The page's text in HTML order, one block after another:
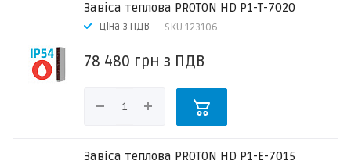
Завіса теплова PROTON HD P1-T-7020
Ціна з ПДВ SKU 123106
78 480 грн з ПДВ
Завіса теплова PROTON HD P1-E-7015